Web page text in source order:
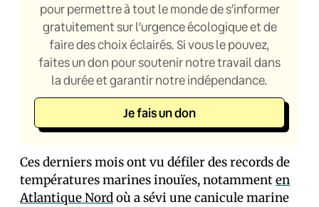
pour permettre à tout le monde de s’informer
gratuitement sur l’urgence écologique et de
faire des choix éclairés. Si vous le pouvez,
faites un don pour soutenir notre travail dans
la durée et garantir notre indépendance.
Je fais un don
Ces derniers mois ont vu défiler des records de
températures marines inouïes, notammenten
Atlantique Nordoù a sévi une canicule marine